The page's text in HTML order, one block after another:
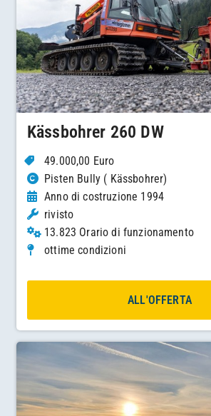
Kässbohrer 260 DW
49.000,00 Euro
Pisten Bully ( Kässbohrer)
Anno di costruzione 1994
rivisto
13.823 Orario di funzionamento
ottime condizioni
ALL'OFFERTA